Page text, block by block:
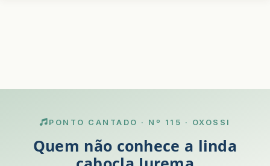
PONTO CANTADO · Nº 115 · OXOSSI
Quem não conhece a linda